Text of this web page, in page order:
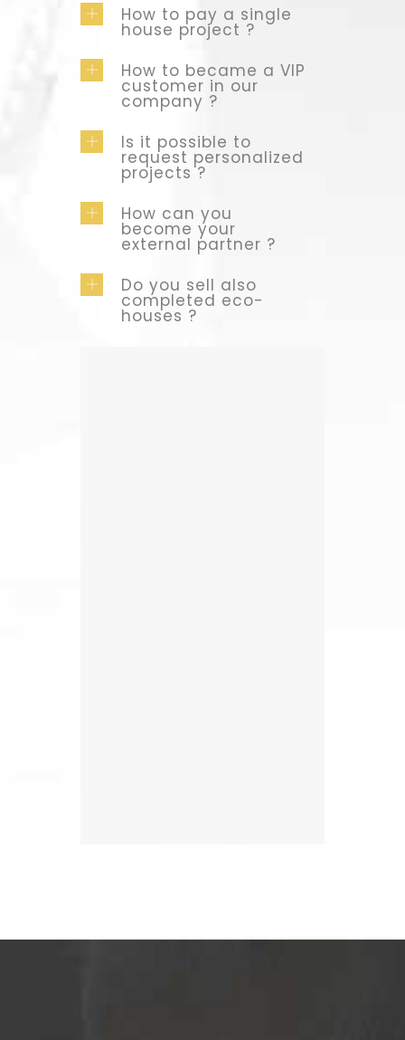
How to pay a single
house project ?
How to became a VIP
customer in our
company ?
Is it possible to
request personalized
projects ?
How can you
become your
external partner ?
Do you sell also
completed eco-
houses ?